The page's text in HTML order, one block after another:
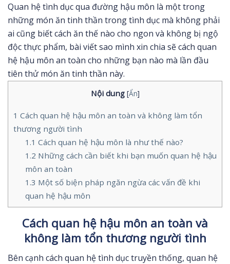
Quan hệ tình dục qua đường hậu môn là một trong
những món ăn tinh thần trong tình dục mà không phải
ai cũng biết cách ăn thế nào cho ngon và không bị ngộ
độc thực phẩm, bài viết sao mình xin chia sẽ cách quan
hệ hậu môn an toàn cho những bạn nào mà lần đầu
tiên thử món ăn tinh thần này.
Nội dung [Ẩn]
1 Cách quan hệ hậu môn an toàn và không làm tổn
thương người tình
1.1 Cách quan hệ hậu môn là như thế nào?
1.2 Những cách cần biết khi bạn muốn quan hệ hậu
môn an toàn
1.3 Một số biện pháp ngăn ngừa các vấn đề khi
quan hệ hậu môn
Cách quan hệ hậu môn an toàn và
không làm tổn thương người tình
Bên cạnh cách quan hệ tình dục truyền thống, quan hệ